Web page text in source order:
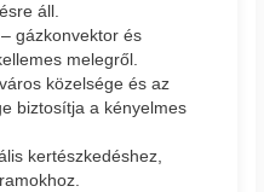
áll.
gázkonvektor és
melegről.
közelsége és az
biztosítja a kényelmes
kertészkedéshez,